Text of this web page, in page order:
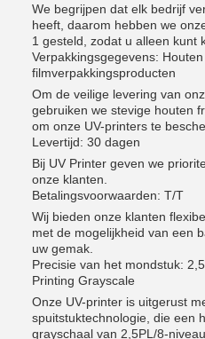
We begrijpen dat elk bedrijf
heeft, daarom hebben we
1 gesteld, zodat u alleen kunt
Verpakkingsgegevens:
filmverpakkingsproducten
Om de veilige levering van
gebruiken we stevige houten
om onze UV-printers te
Levertijd: 30 dagen
Bij UV Printer geven we
onze klanten.
Betalingsvoorwaarden: T/T
Wij bieden onze klanten
met de mogelijkheid van een
uw gemak.
Precisie van het mondstuk:
Printing Grayscale
Onze UV-printer is uitgerust
spuitstuktechnologie, die een
grayschaal van 2,5PL/8-niveau.